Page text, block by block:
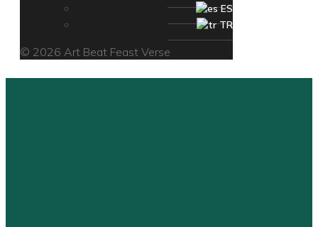
ES
TR
© 2026 Art Beat Feast Verse